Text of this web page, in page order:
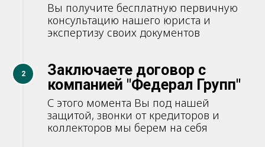
Вы получите бесплатную первичную
консультацию нашего юриста и
экспертизу своих документов
2
Заключаете договор с
компанией "Федерал Групп"
С этого момента Вы под нашей
защитой, звонки от кредиторов и
коллекторов мы берем на себя